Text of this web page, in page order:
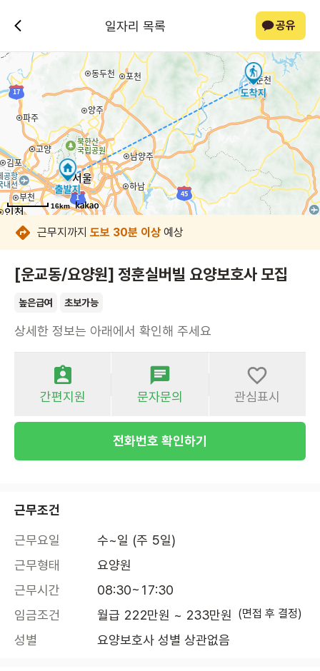
일자리 목록 공유
16km
16km
16km
16km
16km
16km
16km
16km
근무지까지 도보 30분 이상 예상
[운교동/요양원] 정훈실버빌 요양보호사 모집
높은급여 초보가능
상세한 정보는 아래에서 확인해 주세요
간편지원 문자문의 관심표시
전화번호 확인하기
근무조건
근무요일
수~일 (주 5일)
근무형태
요양원
근무시간
08:30~17:30
임금조건
월급 222만원 ~ 233만원 (면접 후 결정)
성별 요양보호사 성별 상관없음